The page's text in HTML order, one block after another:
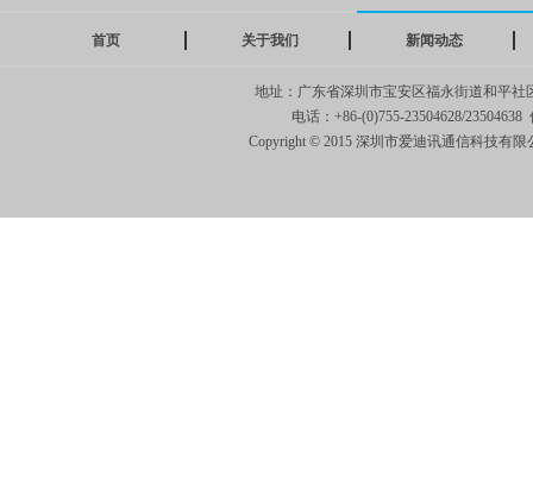
首页 关于我们 新闻动态
地址：广东省深圳市宝安区福永街道和平
电话：+86-(0)755-23504628/23504638
Copyright © 2015 深圳市爱迪讯通信科技有